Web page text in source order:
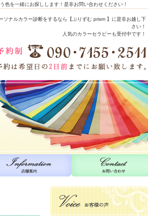
を一緒にお探しします！是非お問い合わせください！
ソナルカラー診断をするなら【ぷりずむ prism 】に是非お越し下
さい！
人気のカラーセラピーも受付中です！